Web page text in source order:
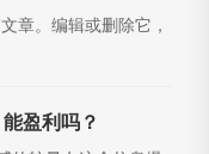
章。编辑或删除它，
盈利吗？